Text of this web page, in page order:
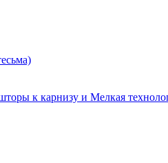
к карнизу и Мелкая